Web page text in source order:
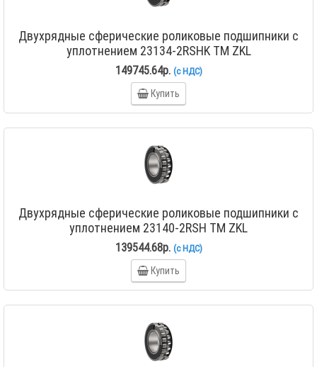
Двухрядные сферические роликовые подшипники с
уплотнением 23134-2RSHK TM ZKL
149745.64р. (с НДС)
Купить
Двухрядные сферические роликовые подшипники с
уплотнением 23140-2RSH TM ZKL
139544.68р. (с НДС)
Купить